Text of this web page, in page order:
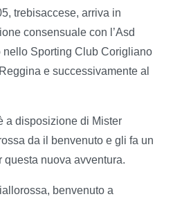
trebisaccese, arriva in
consensuale con l’Asd
nello Sporting Club Corigliano
e successivamente al
a disposizione di Mister
da il benvenuto e gli fa un
nuova avventura.
benvenuto a